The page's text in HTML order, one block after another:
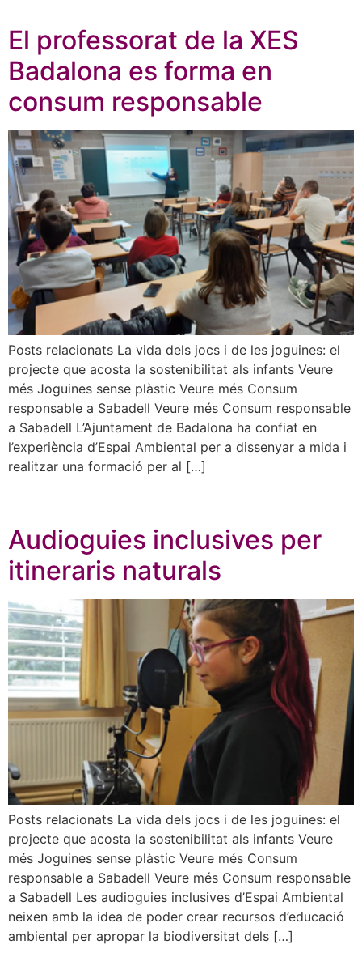
El professorat de la XES
Badalona es forma en
consum responsable
Posts relacionats La vida dels jocs i de les joguines: el
projecte que acosta la sostenibilitat als infants Veure
més Joguines sense plàstic Veure més Consum
responsable a Sabadell Veure més Consum responsable
a Sabadell L’Ajuntament de Badalona ha confiat en
l’experiència d’Espai Ambiental per a dissenyar a mida i
realitzar una formació per al […]
Audioguies inclusives per
itineraris naturals
Posts relacionats La vida dels jocs i de les joguines: el
projecte que acosta la sostenibilitat als infants Veure
més Joguines sense plàstic Veure més Consum
responsable a Sabadell Veure més Consum responsable
a Sabadell Les audioguies inclusives d’Espai Ambiental
neixen amb la idea de poder crear recursos d’educació
ambiental per apropar la biodiversitat dels […]